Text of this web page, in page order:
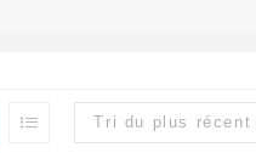
Tri du plus récent